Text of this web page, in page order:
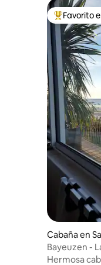
Favorito
Favorito
Cabaña en
resné
Bayeuzen -
vistas mar
Hermosa